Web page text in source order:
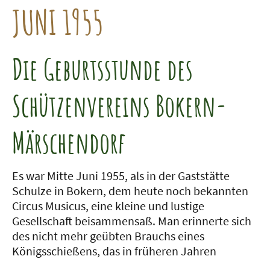
JUNI 1955
Die Geburtsstunde des
Schützenvereins Bokern-
Märschendorf
Es war Mitte Juni 1955, als in der Gaststätte
Schulze in Bokern, dem heute noch bekannten
Circus Musicus, eine kleine und lustige
Gesellschaft beisammensaß. Man erinnerte sich
des nicht mehr geübten Brauchs eines
Königsschießens, das in früheren Jahren